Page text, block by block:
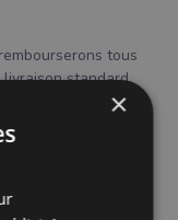
tous
standard,
moyen de
accord contraire.
×